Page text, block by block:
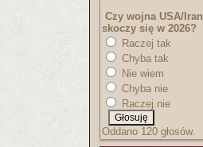
Czy wojna USA/Iran
skoczy się w 2026?
Raczej tak
Chyba tak
Nie wiem
Chyba nie
Raczej nie
Oddano 120 głosów.